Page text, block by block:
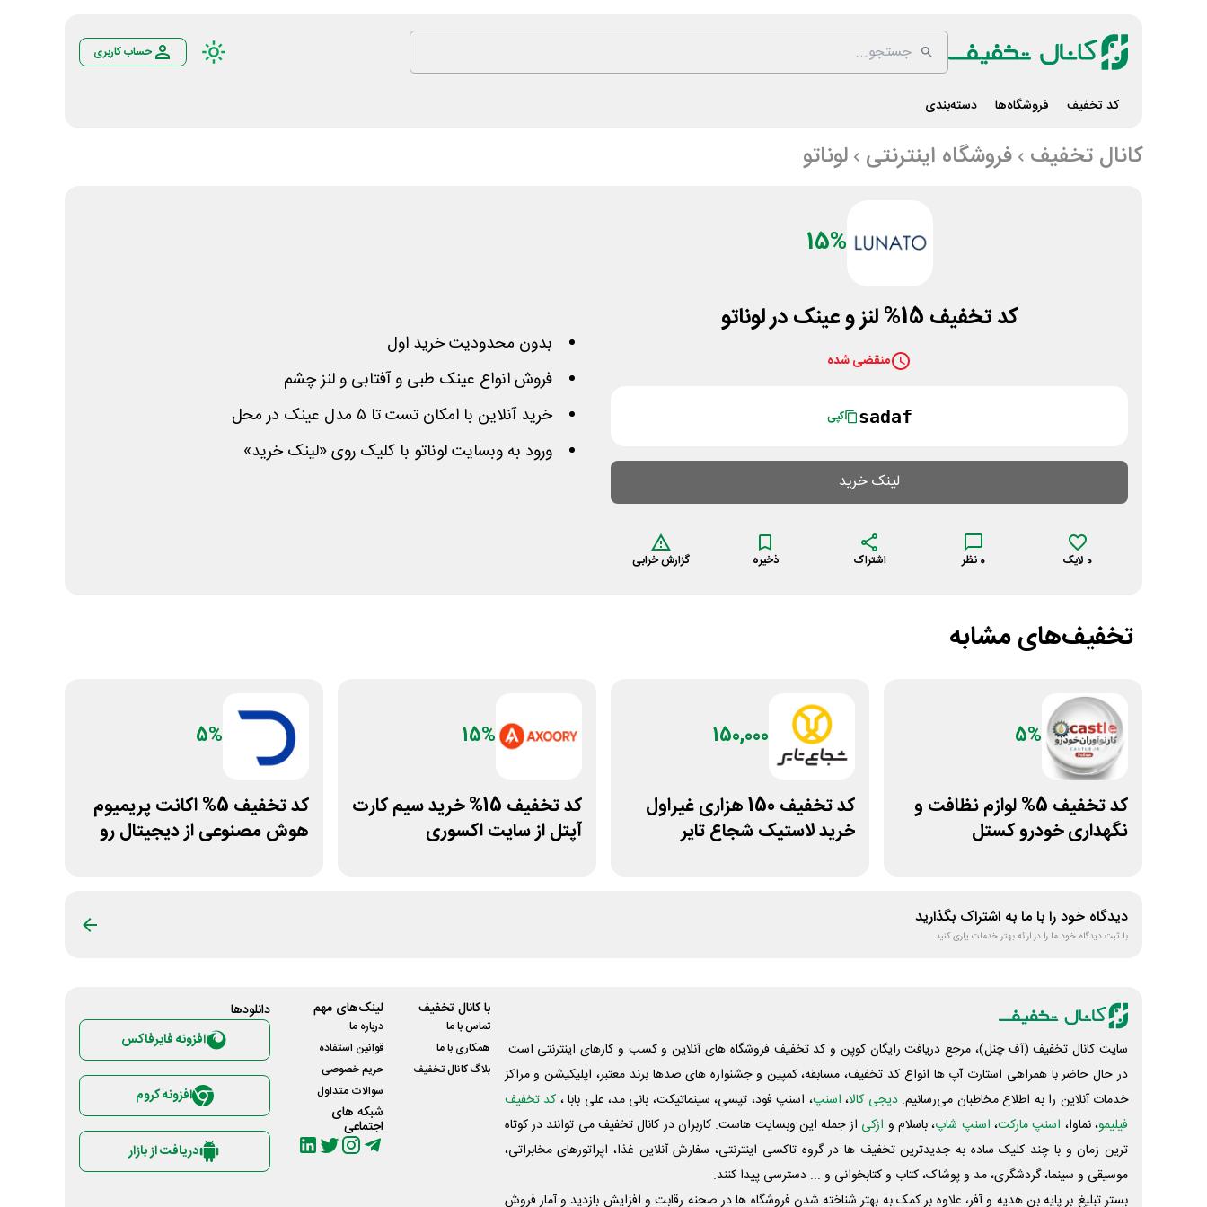
حساب کاربری
کد تخفیف فروشگاه‌ها دسته‌بندی
کانال تخفیف فروشگاه اینترنتی لوناتو
15%
کد تخفیف 15% لنز و عینک در لوناتو
منقضی شده
sadaf کپی
لینک خرید
0 لایک 0 نظر اشتراک ذخیره گزارش خرابی
بدون محدودیت خرید اول
فروش انواع عینک طبی و آفتابی و لنز چشم
خرید آنلاین با امکان تست تا ۵ مدل عینک در محل
ورود به وبسایت لوناتو با کلیک روی «لینک خرید»
تخفیف‌های مشابه
5%
کد تخفیف 5% لوازم نظافت و
نگهداری خودرو کستل
150,000
کد تخفیف 150 هزاری غیراول
خرید لاستیک شجاع تایر
15%
کد تخفیف 15% خرید سیم کارت
آپتل از سایت اکسوری
5%
کد تخفیف 5% اکانت پریمیوم
هوش مصنوعی از دیجیتال رو
دیدگاه خود را با ما به اشتراک بگذارید
با ثبت دیدگاه خود ما را در ارائه بهتر خدمات یاری کنید
سایت کانال تخفیف (آف چنل)، مرجع دریافت رایگان کوپن و کد تخفیف فروشگاه های آنلاین و کسب و‌ کارهای اینترنتی است.
در حال حاضر با همراهی استارت آپ ها انواع کد تخفیف، مسابقه، کمپین و جشنواره های صدها برند معتبر، اپلیکیشن و مراکز
خدمات آنلاین را به اطلاع مخاطبان می‌رسانیم. دیجی کالا، اسنپ، اسنپ فود، تپسی، سینماتیکت، بانی مد، علی‌ بابا ، کد تخفیف
فیلیمو، نماوا، اسنپ مارکت، اسنپ شاپ، باسلام و ازکی از جمله این وبسایت ‌هاست. کاربران در کانال تخفیف می توانند در کوتاه
ترین زمان و با چند کلیک ساده به جدیدترین تخفیف ها در گروه تاکسی اینترنتی، سفارش آنلاین غذا، اپراتورهای مخابراتی،
موسیقی و سینما، گردشگری، مد و پوشاک، کتاب و کتابخوانی و ... دسترسی پیدا کنند.
بستر تبلیغ بر پایه بن هدیه و آفر، علاوه بر کمک به بهتر شناخته شدن فروشگاه ها در صحنه رقابت و افزایش بازدید و آمار فروش
با کانال تخفیف
تماس با ما
همکاری با ما
بلاگ کانال تخفیف
لینک‌های مهم
درباره ما
قوانین استفاده
حریم خصوصی
سوالات متداول
شبکه های
اجتماعی
دانلود‌ها
افزونه فایرفاکس
افزونه کروم
دریافت از بازار